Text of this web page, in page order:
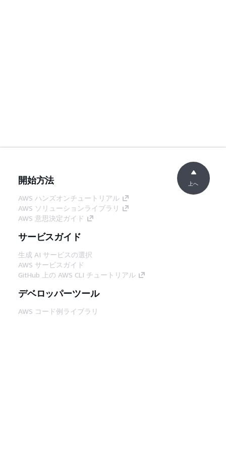
開始方法
AWS ハンズオンチュートリアル
AWS ソリューションライブラリ
AWS 意思決定ガイド
サービスガイド
生成 AI サービスの選択
AWS サービスガイド
GitHub 上の AWS CLI チュートリアル
デベロッパーツール
AWS コード例ライブラリ
上へ